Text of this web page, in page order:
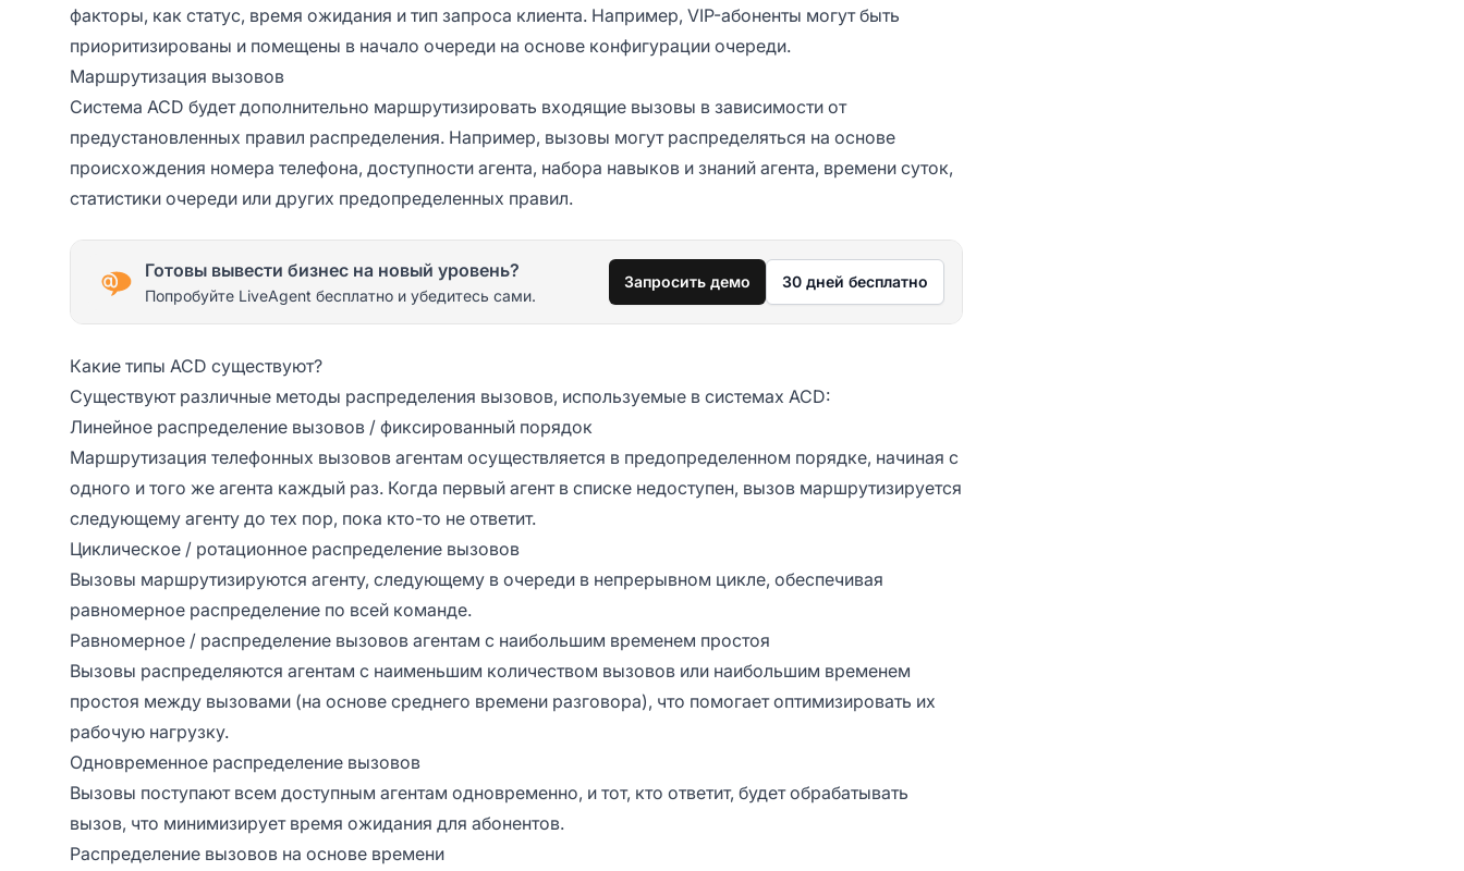
факторы, как статус, время ожидания и тип запроса клиента. Например, VIP-абоненты могут быть
приоритизированы и помещены в начало очереди на основе конфигурации очереди.
Маршрутизация вызовов
Система ACD будет дополнительно маршрутизировать входящие вызовы в зависимости от
предустановленных правил распределения. Например, вызовы могут распределяться на основе
происхождения номера телефона, доступности агента, набора навыков и знаний агента, времени суток,
статистики очереди или других предопределенных правил.
Готовы вывести бизнес на новый уровень?
Попробуйте LiveAgent бесплатно и убедитесь сами.
Запросить демо 30 дней бесплатно
Какие типы ACD существуют?
Существуют различные методы распределения вызовов, используемые в системах ACD:
Линейное распределение вызовов / фиксированный порядок
Маршрутизация телефонных вызовов агентам осуществляется в предопределенном порядке, начиная с
одного и того же агента каждый раз. Когда первый агент в списке недоступен, вызов маршрутизируется
следующему агенту до тех пор, пока кто-то не ответит.
Циклическое / ротационное распределение вызовов
Вызовы маршрутизируются агенту, следующему в очереди в непрерывном цикле, обеспечивая
равномерное распределение по всей команде.
Равномерное / распределение вызовов агентам с наибольшим временем простоя
Вызовы распределяются агентам с наименьшим количеством вызовов или наибольшим временем
простоя между вызовами (на основе среднего времени разговора), что помогает оптимизировать их
рабочую нагрузку.
Одновременное распределение вызовов
Вызовы поступают всем доступным агентам одновременно, и тот, кто ответит, будет обрабатывать
вызов, что минимизирует время ожидания для абонентов.
Распределение вызовов на основе времени